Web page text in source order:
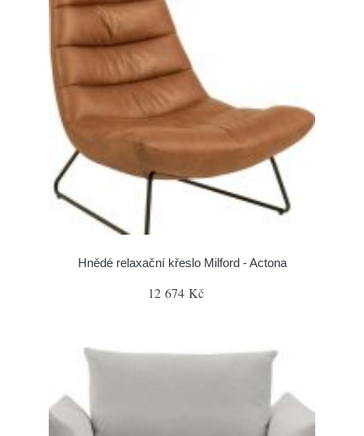
Hnědé relaxační křeslo Milford - Actona
12 674 Kč